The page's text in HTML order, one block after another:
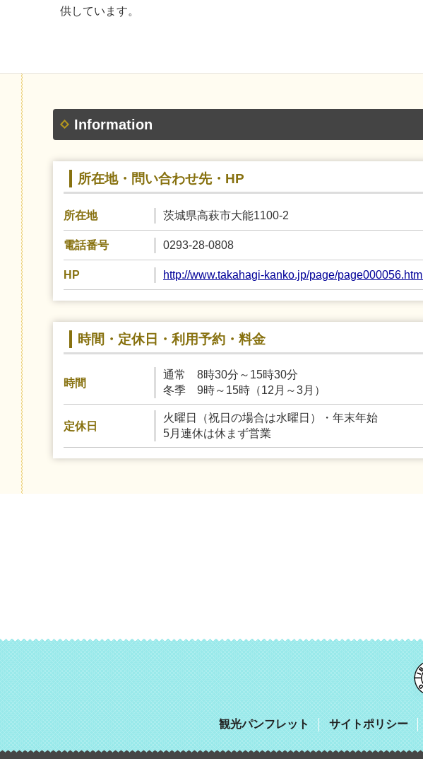
供しています。
Information
所在地・問い合わせ先・HP
所在地 茨城県高萩市大能1100-2
電話番号 0293-28-0808
HP http://www.takahagi-kanko.jp/page/page000056.html
時間・定休日・利用予約・料金
時間
通常 8時30分～15時30分
冬季 9時～15時（12月～3月）
定休日
火曜日（祝日の場合は水曜日）・年末年始
5月連休は休まず営業
観光パンフレット サイトポリシー